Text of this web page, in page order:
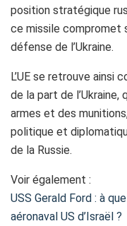
position stratégique
ce missile compromet
défense de l’Ukraine.
L’UE se retrouve ainsi
de la part de
armes et des
politique et
de la Russie.
Voir également :
USS Gerald Ford : à
aéronaval US d’Israël ?